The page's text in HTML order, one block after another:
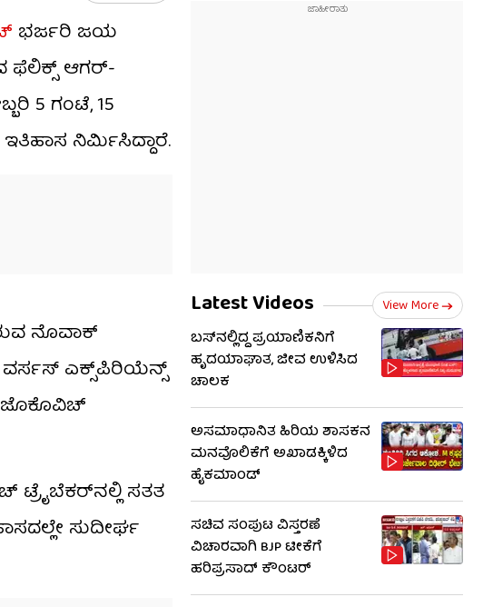
ಭರ್ಜರಿ ಜಯ
ಫೆಲಿಕ್ಸ್ ಆಗರ್-
5 ಗಂಟೆ, 15
ನಿರ್ಮಿಸಿದ್ದಾರೆ.
ನೊವಾಕ್
ವರ್ಸಸ್ ಎಕ್ಸ್​ಪಿರಿಯೆನ್ಸ್
ಜೊಕೊವಿಚ್
ಟ್ರೈಬೆಕರ್​ನಲ್ಲಿ ಸತತ
ಸುದೀರ್ಘ
Latest Videos View More
ಬಸ್‌ನಲ್ಲಿದ್ದ ಪ್ರಯಾಣಿಕನಿಗೆ
ಹೃದಯಾಘಾತ, ಜೀವ ಉಳಿಸಿದ
ಚಾಲಕ
ಅಸಮಾಧಾನಿತ ಹಿರಿಯ ಶಾಸಕನ
ಮನವೊಲಿಕೆಗೆ ಅಖಾಡಕ್ಕಿಳಿದ
ಹೈಕಮಾಂಡ್
ಸಚಿವ ಸಂಪುಟ ವಿಸ್ತರಣೆ
ವಿಚಾರವಾಗಿ BJP ಟೀಕೆಗೆ
ಹರಿಪ್ರಸಾದ್ ಕೌಂಟರ್​​